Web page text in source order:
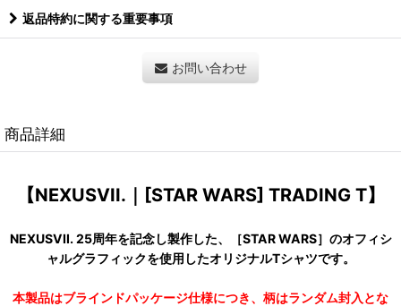
返品特約に関する重要事項
お問い合わせ
商品詳細
【NEXUSVII.｜[STAR WARS] TRADING T】
NEXUSVII. 25周年を記念し製作した、［STAR WARS］のオフィシ
ャルグラフィックを使用したオリジナルTシャツです。
本製品はブラインドパッケージ仕様につき、柄はランダム封入とな